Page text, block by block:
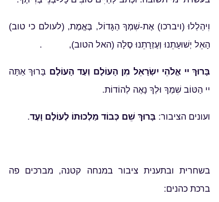
וִיהַלְלוּ (ויברכו) אֶת-שִׁמְךָ הַגָּדוֹל, בֶּאֱמֶת, (לעולם כי טוב)
הָאֵל יְשׁוּעָתֵנוּ וְעֶזְרָתֵנוּ סֶלָה (האל הטוב), .
בָּרוּךְ יי אֱלֹהֵי יִשְׂרָאֵל מִן הָעוֹלָם וְעַד הָעוֹלָם בָּרוּךְ אַתָּה
יי הַטּוֹב שִׁמְךָ וּלְךָ נָאֶה לְהוֹדוֹת.
ועונים הציבור: בָּרוּךְ שֵׁם כְּבוֹד מַלְכוּתוֹ לְעוֹלָם וָעֶד.
בשחרית ובתענית ציבור במנחה קטנה, מברכים פה
ברכת כהנים: